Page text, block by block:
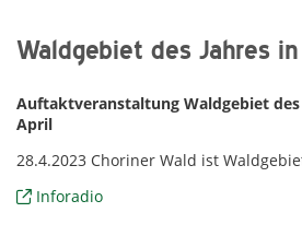
Waldgebiet des Jahres
Auftaktveranstaltung Waldgebiet des
April
28.4.2023 Choriner Wald ist
Inforadio